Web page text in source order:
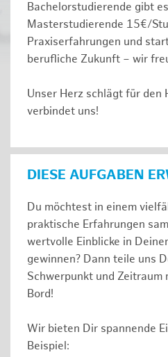
Bachelorstudierende gibt
Masterstudierende 15€/
Praxiserfahrungen und
berufliche Zukunft – wir
Unser Herz schlägt für den
verbindet uns!
DIESE AUFGABEN
Du möchtest in einem
praktische Erfahrungen
wertvolle Einblicke in
gewinnen? Dann teile uns
Schwerpunkt und Zeitraum
Bord!
Wir bieten Dir spannende
Beispiel: